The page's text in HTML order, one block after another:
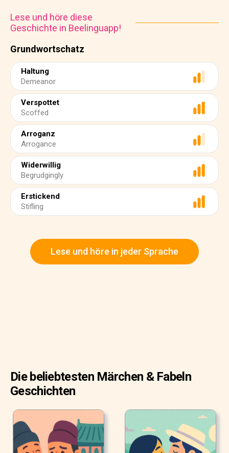
Grundwortschatz
Haltung
Demeanor
Verspottet
Scoffed
Arroganz
Arrogance
Widerwillig
Begrudgingly
Erstickend
Stifling
Lese und höre diese
Geschichte in Beelinguapp!
Lese und höre in jeder Sprache
Die beliebtesten Märchen & Fabeln
Geschichten